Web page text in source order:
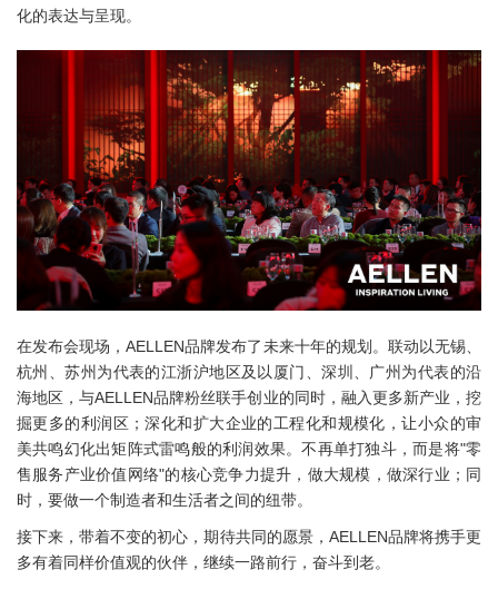
化的表达与呈现。
在发布会现场，AELLEN品牌发布了未来十年的规划。联动以无锡、
杭州、苏州为代表的江浙沪地区及以厦门、深圳、广州为代表的沿
海地区，与AELLEN品牌粉丝联手创业的同时，融入更多新产业，挖
掘更多的利润区；深化和扩大企业的工程化和规模化，让小众的审
美共鸣幻化出矩阵式雷鸣般的利润效果。不再单打独斗，而是将"零
售服务产业价值网络"的核心竞争力提升，做大规模，做深行业；同
时，要做一个制造者和生活者之间的纽带。
接下来，带着不变的初心，期待共同的愿景，AELLEN品牌将携手更
多有着同样价值观的伙伴，继续一路前行，奋斗到老。